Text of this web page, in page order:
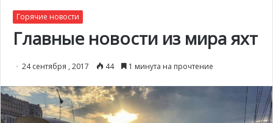
Горячие новости
Главные новости из мира яхт
24 сентября , 2017 44 1 минута на прочтение